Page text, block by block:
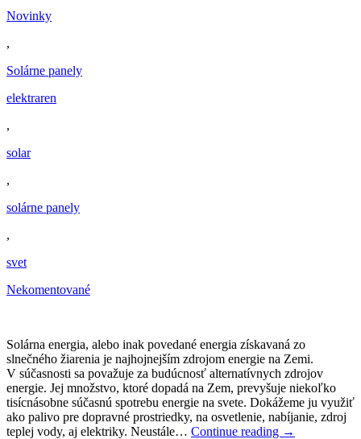
Novinky
,
Solárne panely
elektraren
,
solar
,
solárne panely
,
svet
Nekomentované
Solárna energia, alebo inak povedané energia získavaná zo
slnečného žiarenia je najhojnejším zdrojom energie na Zemi.
V súčasnosti sa považuje za budúcnosť alternatívnych zdrojov
energie. Jej množstvo, ktoré dopadá na Zem, prevyšuje niekoľko
tisícnásobne súčasnú spotrebu energie na svete. Dokážeme ju využiť
ako palivo pre dopravné prostriedky, na osvetlenie, nabíjanie, zdroj
teplej vody, aj elektriky. Neustále… Continue reading →